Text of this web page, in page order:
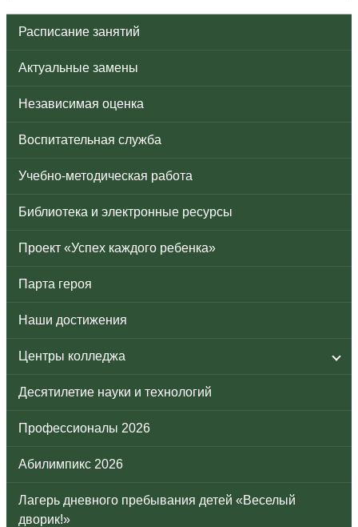
Расписание занятий
Актуальные замены
Независимая оценка
Воспитательная служба
Учебно-методическая работа
Библиотека и электронные ресурсы
Проект «Успех каждого ребенка»
Парта героя
Наши достижения
Центры колледжа
Десятилетие науки и технологий
Профессионалы 2026
Абилимпикс 2026
Лагерь дневного пребывания детей «Веселый
дворик!»